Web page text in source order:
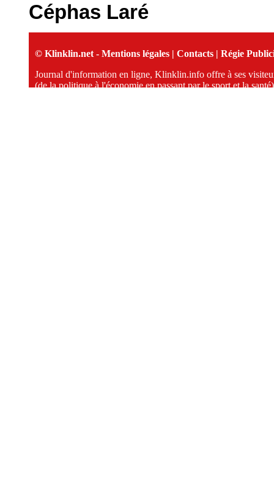
Céphas Laré
© Klinklin.net - Mentions légales | Contacts | Régie
Journal d'information en ligne, Klinklin.info offre à ses
(de la politique à l'économie en passant par le sport et la